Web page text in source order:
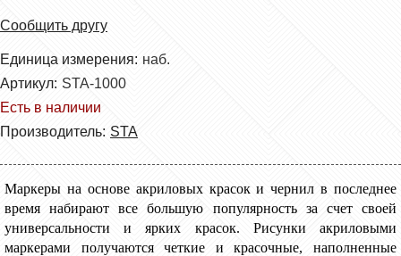
Сообщить другу
Единица измерения: наб.
Артикул: STA-1000
Есть в наличии
Производитель: STA
Маркеры на основе акриловых красок и чернил в последнее
время набирают все большую популярность за счет своей
универсальности и ярких красок. Рисунки акриловыми
маркерами получаются четкие и красочные, наполненные